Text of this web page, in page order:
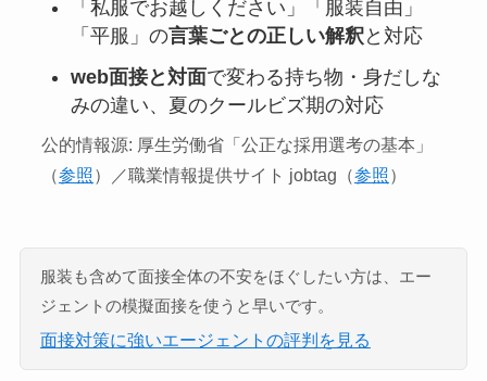
「私服でお越しください」「服装自由」
「平服」の言葉ごとの正しい解釈と対応
web面接と対面で変わる持ち物・身だしな
みの違い、夏のクールビズ期の対応
公的情報源: 厚生労働省「公正な採用選考の基本」
（参照）／職業情報提供サイト jobtag（参照）
服装も含めて面接全体の不安をほぐしたい方は、エー
ジェントの模擬面接を使うと早いです。
面接対策に強いエージェントの評判を見る